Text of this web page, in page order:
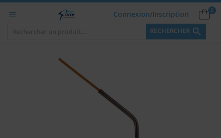
 0
Connexion/Inscription
RECHERCHER 